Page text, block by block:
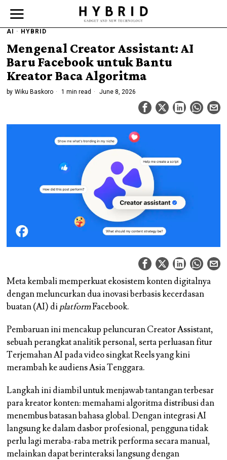
AI · HYBRID
Mengenal Creator Assistant: AI
Baru Facebook untuk Bantu
Kreator Baca Algoritma
by Wiku Baskoro 1 min read June 8, 2026
Meta kembali memperkuat ekosistem konten digitalnya
dengan meluncurkan dua inovasi berbasis kecerdasan
buatan (AI) diplatformFacebook.
Pembaruan ini mencakup peluncuran Creator Assistant,
sebuah perangkat analitik personal, serta perluasan fitur
Terjemahan AI pada video singkat Reels yang kini
merambah ke audiens Asia Tenggara.
Langkah ini diambil untuk menjawab tantangan terbesar
para kreator konten: memahami algoritma distribusi dan
menembus batasan bahasa global. Dengan integrasi AI
langsung ke dalam dasbor profesional, pengguna tidak
perlu lagi meraba-raba metrik performa secara manual,
melainkan dapat berinteraksi langsung dengan